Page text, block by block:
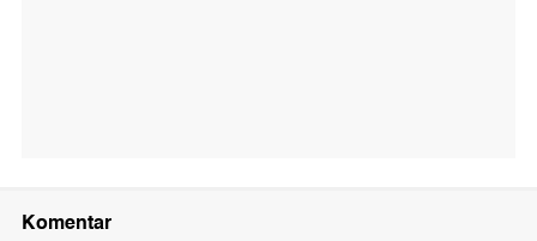
Komentar